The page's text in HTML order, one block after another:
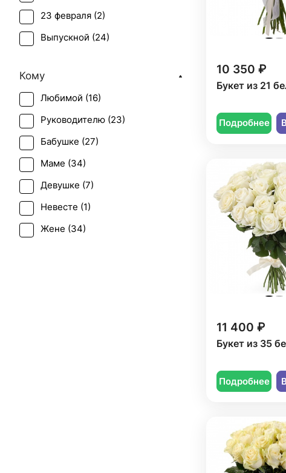
10 350 ₽
Букет из 21
Подробнее
11 400 ₽
Букет из 35
Подробнее
23 февраля (2)
Выпускной (24)
День учителя (
Пасха (15)
Первое свидание (24
Последний звонок (
Рождение ребенка (
Рождество (
Свадьба (3)
Татьянин день (
Кому
Любимой (16)
Руководителю (23)
Бабушке (27)
Маме (34)
Девушке (7)
Невесте (1)
Жене (34)